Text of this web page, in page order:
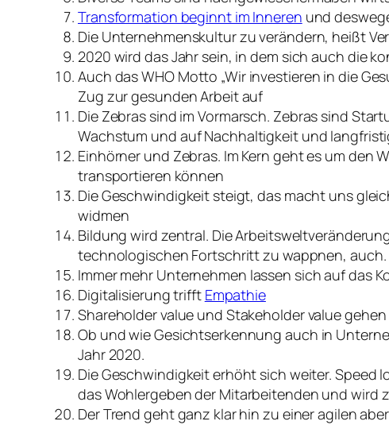
Transformation beginnt im Inneren und
Die Unternehmenskultur zu verändern, heißt
2020 wird das Jahr sein, in dem sich auch die
Auch das WHO Motto „Wir investieren in die
Zug zur gesunden Arbeit auf
Die Zebras sind im Vormarsch. Zebras sind
Wachstum und auf Nachhaltigkeit und
Einhörner und Zebras. Im Kern geht es um
transportieren können
Die Geschwindigkeit steigt, das macht uns
widmen
Bildung wird zentral. Die
technologischen Fortschritt zu wappnen,
Immer mehr Unternehmen lassen sich auf das
Digitalisierung trifft Empathie
Shareholder value und Stakeholder value
Ob und wie Gesichtserkennung auch in
Jahr 2020.
Die Geschwindigkeit erhöht sich weiter.
das Wohlergeben der Mitarbeitenden und
Der Trend geht ganz klar hin zu einer agilen